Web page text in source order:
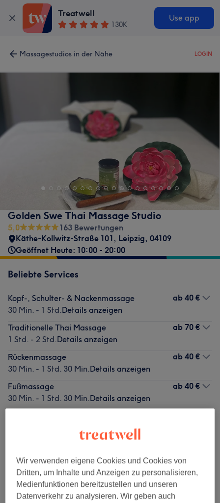
Treatwell
130K
Use app
Massagestudios in der Nähe LOGIN
Golden Swe Thai Massage Studio
5,0
163 Bewertungen
Käthe-Kollwitz-Straße 101, Leipzig, 04109
Geöffnet Heute: 10:00 - 20:00
Beliebte Services
Kopf-, Schulter- & Nackenmassage
30 Min. - 1 Std.Details anzeigen
ab 40 €
Traditionelle Thai Massage
1 Std. - 2 Std.Details anzeigen
ab 70 €
Rückenmassage
30 Min. - 1 Std. 30 Min.Details anzeigen
ab 40 €
Fußmassage
30 Min. - 1 Std. 30 Min.Details anzeigen
ab 40 €
Alle Services
Massagen ( 10 )
Wir verwenden eigene Cookies und Cookies von
Dritten, um Inhalte und Anzeigen zu personalisieren,
Medienfunktionen bereitzustellen und unseren
Datenverkehr zu analysieren. Wir geben auch